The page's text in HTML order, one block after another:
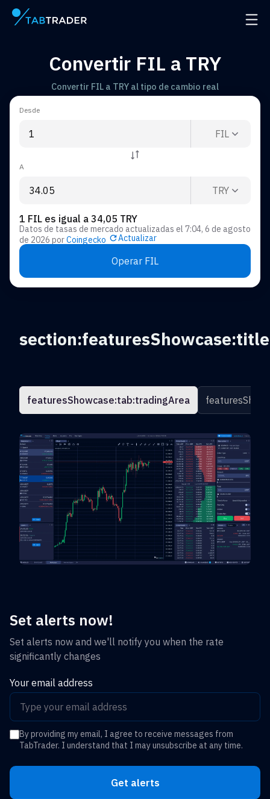
Página principal Abrir
Convertir FIL a TRY
Convertir FIL a TRY al tipo de cambio real
Desde
FIL
A
TRY
1 FIL es igual a 34,05 TRY
Datos de tasas de mercado actualizadas el 7:04, 6 de agosto
de 2026 porCoingecko Actualizar
Operar FIL
section:featuresShowcase:title
featuresShowcase:tab:tradingArea
Set alerts now!
Set alerts now and we'll notify you when the rate
significantly changes
Your email address
By providing my email, I agree to receive messages from
TabTrader. I understand that I may unsubscribe at any time.
Get alerts